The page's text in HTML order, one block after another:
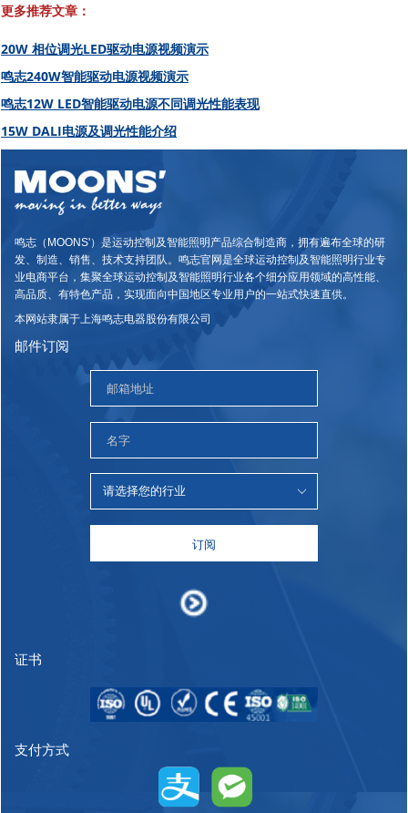
更多推荐文章：
20W 相位调光LED驱动电源视频演示
鸣志240W智能驱动电源视频演示
鸣志12W LED智能驱动电源不同调光性能表现
15W DALI电源及调光性能介绍
鸣志（MOONS'）是运动控制及智能照明产品综合制造商，拥有遍布全球的研
发、制造、销售、技术支持团队。鸣志官网是全球运动控制及智能照明行业专
业电商平台，集聚全球运动控制及智能照明行业各个细分应用领域的高性能、
高品质、有特色产品，实现面向中国地区专业用户的一站式快速直供。
本网站隶属于上海鸣志电器股份有限公司
邮件订阅
订阅
证书
支付方式